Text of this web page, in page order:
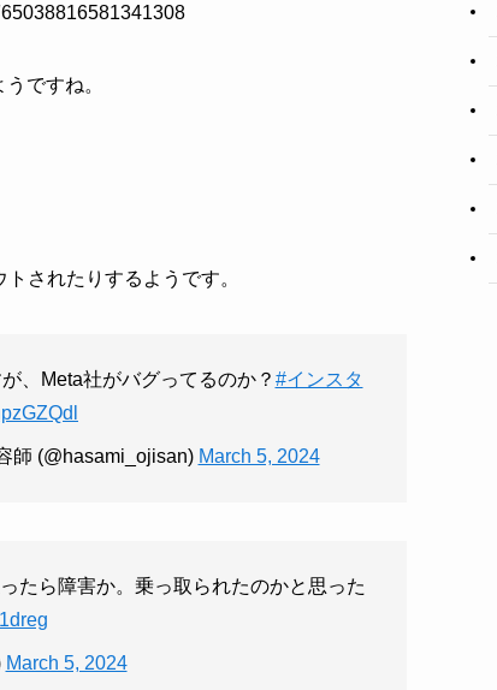
ですね。
されたりするようです。
、Meta社がバグってるのか？ #インスタ
師 (@hasami_ojisan) March 5, 2024
たら障害か。乗っ取られたのかと思った
March 5, 2024